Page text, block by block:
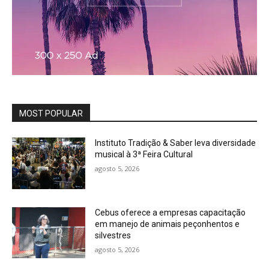
MOST POPULAR
Instituto Tradição & Saber leva diversidade
musical à 3ª Feira Cultural
agosto 5, 2026
Cebus oferece a empresas capacitação
em manejo de animais peçonhentos e
silvestres
agosto 5, 2026